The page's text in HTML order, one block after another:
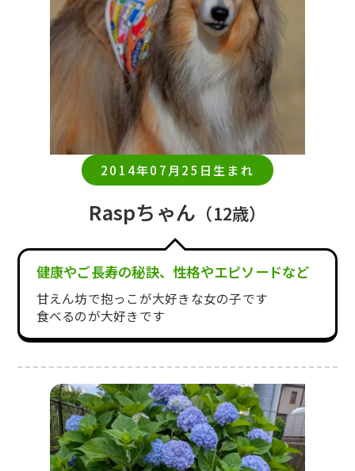
2014年07月25日生まれ
Raspちゃん （12歳）
健康やご長寿の秘訣、性格やエピソードなど
甘えん坊で抱っこが大好きな女の子です
食べるのが大好きです